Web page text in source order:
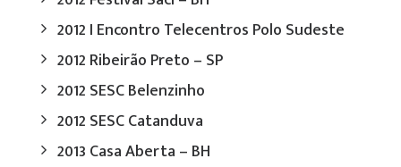
2012 I Encontro Telecentros Polo Sudeste
2012 Ribeirão Preto – SP
2012 SESC Belenzinho
2012 SESC Catanduva
2013 Casa Aberta – BH